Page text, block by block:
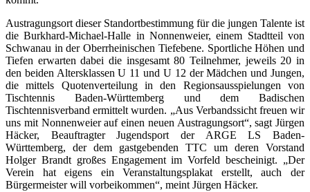
Austragungsort dieser Standortbestimmung für die jungen Talente ist
die Burkhard-Michael-Halle in Nonnenweier, einem Stadtteil von
Schwanau in der Oberrheinischen Tiefebene. Sportliche Höhen und
Tiefen erwarten dabei die insgesamt 80 Teilnehmer, jeweils 20 in
den beiden Altersklassen U 11 und U 12 der Mädchen und Jungen,
die mittels Quotenverteilung in den Regionsausspielungen von
Tischtennis Baden-Württemberg und dem Badischen
Tischtennisverband ermittelt wurden. „Aus Verbandssicht freuen wir
uns mit Nonnenweier auf einen neuen Austragungsort“, sagt Jürgen
Häcker, Beauftragter Jugendsport der ARGE LS Baden-
Württemberg, der dem gastgebenden TTC um deren Vorstand
Holger Brandt großes Engagement im Vorfeld bescheinigt. „Der
Verein hat eigens ein Veranstaltungsplakat erstellt, auch der
Bürgermeister will vorbeikommen“, meint Jürgen Häcker.